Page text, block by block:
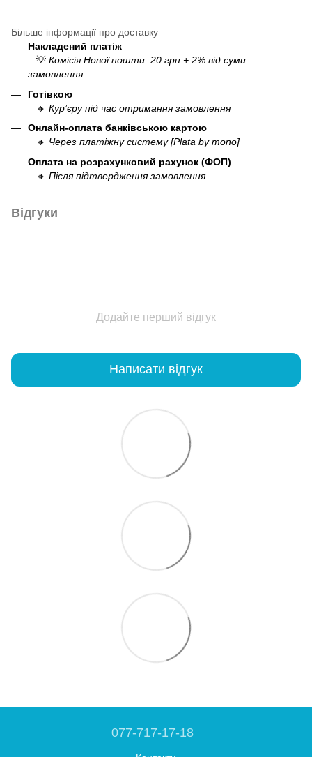
Більше інформації про доставку
Накладений платіж
💡 Комісія Нової пошти: 20 грн + 2% від суми
замовлення
Готівкою
🔸 Кур’єру під час отримання замовлення
Онлайн-оплата банківською картою
🔸 Через платіжну систему [Plata by mono]
Оплата на розрахунковий рахунок (ФОП)
🔸 Після підтвердження замовлення
Відгуки
Додайте перший відгук
Написати відгук
077-717-17-18